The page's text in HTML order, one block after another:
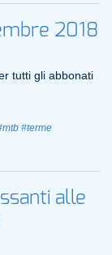
2018
tutti gli abbonati
#terme
alle